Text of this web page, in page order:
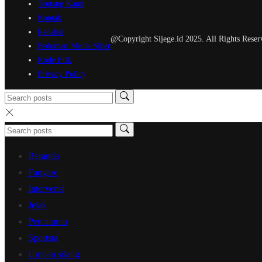
Tentang Kami
Kontak
Redaksi
Pedoman Media Siber
Kode Etik
Privacy Policy
@Copyright Sijege.id 2025. All Rights
Beranda
Fangare
Intervensi
Jejak
Percaturan
Sportsta
Umpan silang